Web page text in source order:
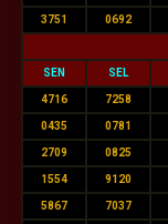
3751 0692
SEN SEL
4716 7258
0435 0781
2709 0825
1554 9120
5867 7037